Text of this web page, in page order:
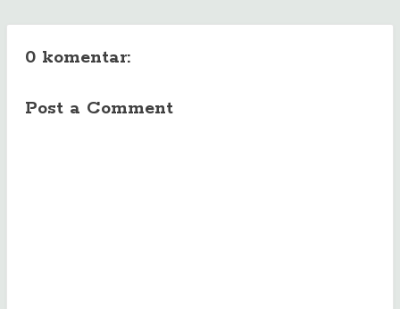
0 komentar:
Post a Comment